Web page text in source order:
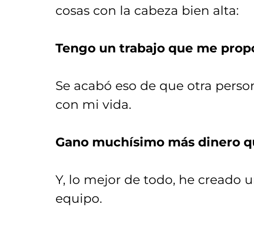
cosas con la cabeza bien alta:
Tengo un trabajo que me
Se acabó eso de que otra
con mi vida.
Gano muchísimo más dinero
Y, lo mejor de todo, he creado
equipo.